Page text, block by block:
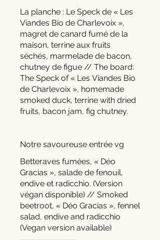
La planche : Le Speck de « Les
Viandes Bio de Charlevoix »,
magret de canard fumé de la
maison, terrine aux fruits
séchés, marmelade de bacon,
chutney de figue // The board:
The Speck of « Les Viandes Bio
de Charlevoix », homemade
smoked duck, terrine with dried
fruits, bacon jam, fig chutney.
Notre savoureuse entrée vg
Betteraves fumées, « Déo
Gracias », salade de fenouil,
endive et radicchio. (Version
végan disponible) // Smoked
beetroot, « Déo Gracias », fennel
salad, endive and radicchio